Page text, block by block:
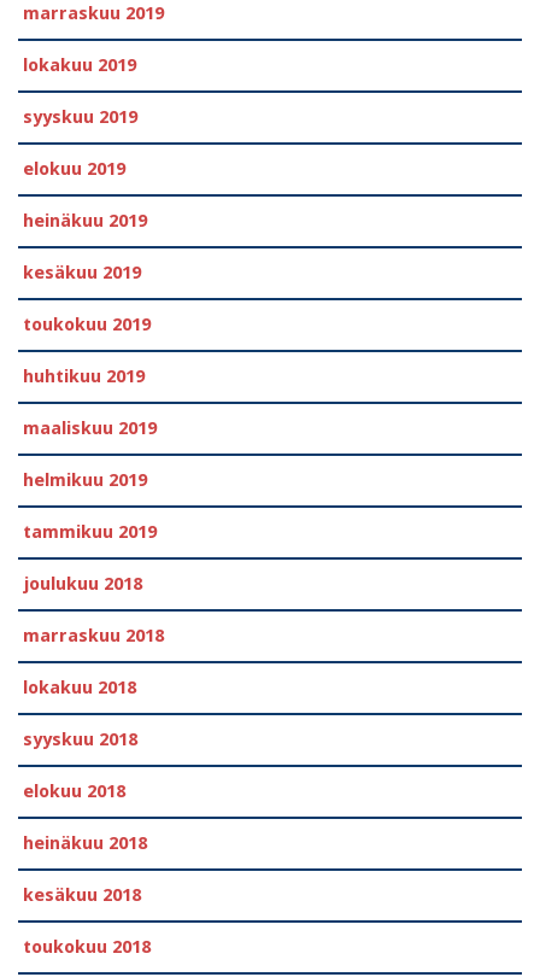
marraskuu 2019
lokakuu 2019
syyskuu 2019
elokuu 2019
heinäkuu 2019
kesäkuu 2019
toukokuu 2019
huhtikuu 2019
maaliskuu 2019
helmikuu 2019
tammikuu 2019
joulukuu 2018
marraskuu 2018
lokakuu 2018
syyskuu 2018
elokuu 2018
heinäkuu 2018
kesäkuu 2018
toukokuu 2018